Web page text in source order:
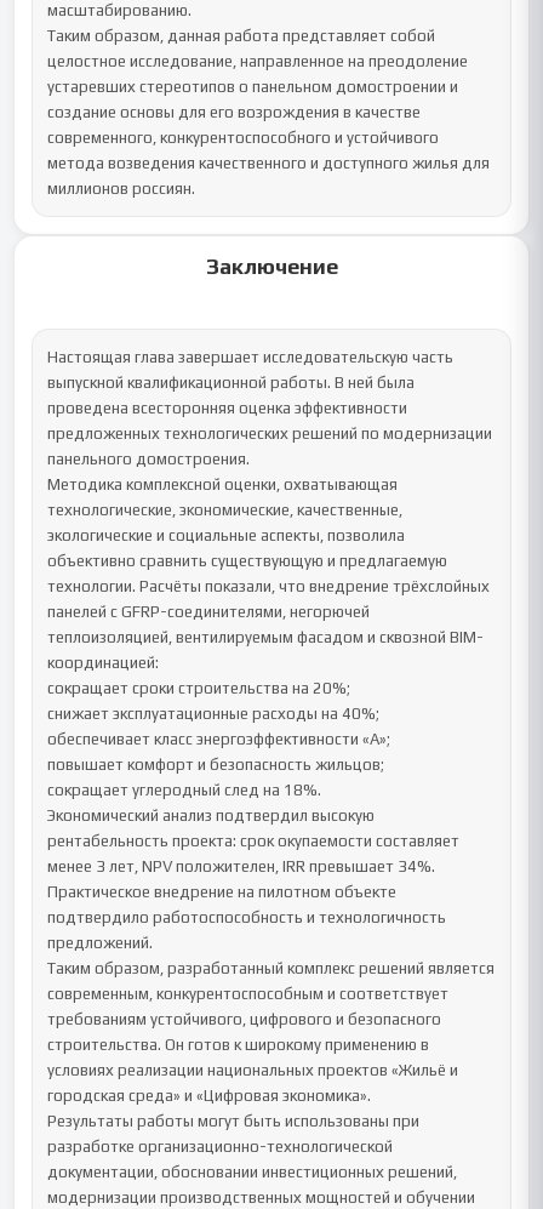
масштабированию.
Таким образом, данная работа представляет собой
целостное исследование, направленное на преодоление
устаревших стереотипов о панельном домостроении и
создание основы для его возрождения в качестве
современного, конкурентоспособного и устойчивого
метода возведения качественного и доступного жилья для
миллионов россиян.
Заключение
Настоящая глава завершает исследовательскую часть
выпускной квалификационной работы. В ней была
проведена всесторонняя оценка эффективности
предложенных технологических решений по модернизации
панельного домостроения.
Методика комплексной оценки, охватывающая
технологические, экономические, качественные,
экологические и социальные аспекты, позволила
объективно сравнить существующую и предлагаемую
технологии. Расчёты показали, что внедрение трёхслойных
панелей с GFRP-соединителями, негорючей
теплоизоляцией, вентилируемым фасадом и сквозной BIM-
координацией:
сокращает сроки строительства на 20%;
снижает эксплуатационные расходы на 40%;
обеспечивает класс энергоэффективности «А»;
повышает комфорт и безопасность жильцов;
сокращает углеродный след на 18%.
Экономический анализ подтвердил высокую
рентабельность проекта: срок окупаемости составляет
менее 3 лет, NPV положителен, IRR превышает 34%.
Практическое внедрение на пилотном объекте
подтвердило работоспособность и технологичность
предложений.
Таким образом, разработанный комплекс решений является
современным, конкурентоспособным и соответствует
требованиям устойчивого, цифрового и безопасного
строительства. Он готов к широкому применению в
условиях реализации национальных проектов «Жильё и
городская среда» и «Цифровая экономика».
Результаты работы могут быть использованы при
разработке организационно-технологической
документации, обосновании инвестиционных решений,
модернизации производственных мощностей и обучении